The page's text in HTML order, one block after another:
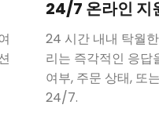
24/7 온라인 지
24 시간 내내 탁월
리는 즉각적인 응답
여부, 주문 상태, 또
24/7.